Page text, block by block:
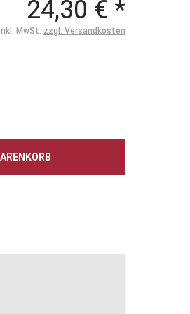
24,30 € *
MwSt. zzgl. Versandkosten